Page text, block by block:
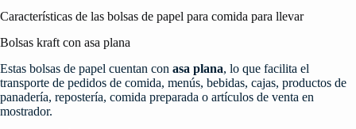
Características de las bolsas de papel para comida para llevar
Bolsas kraft con asa plana
Estas bolsas de papel cuentan con asa plana, lo que facilita el
transporte de pedidos de comida, menús, bebidas, cajas, productos de
panadería, repostería, comida preparada o artículos de venta en
mostrador.